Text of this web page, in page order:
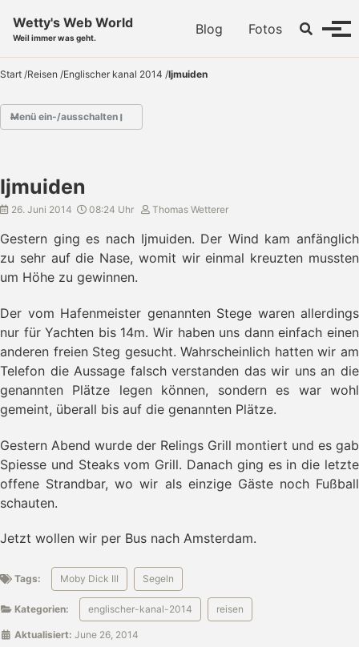
Wetty's Web World
Weil immer was geht.
Blog Fotos Toggle
Start /Reisen /Englischer kanal 2014 /Ijmuiden
Menü ein-/ausschalten
- Guernsey
- Alderney
- Kürzester Törn
- Segeln im Solent
- Überfahrt Portsmouth
- Hafentag in Brighton
- Rekordfahrt
- Dunkerque
- Oostende
- Großer Preis von Oostende
- Sonnenuntergang
- Renntag
- Scheveningen
Ijmuiden
- Amsterdam
- Den Helder
Ijmuiden
26. Juni 2014 08:24 Uhr Thomas Wetterer
Gestern ging es nach Ijmuiden. Der Wind kam anfänglich
zu sehr auf die Nase, womit wir einmal kreuzten mussten
um Höhe zu gewinnen.
Der vom Hafenmeister genannten Stege waren allerdings
nur für Yachten bis 14m. Wir haben uns dann einfach einen
anderen freien Steg gesucht. Wahrscheinlich hatten wir am
Telefon die Aussage falsch verstanden das wir uns an die
genannten Plätze legen können, sondern es war wohl
gemeint, überall bis auf die genannten Plätze.
Gestern Abend wurde der Relings Grill montiert und es gab
Spiesse und Steaks vom Grill. Danach ging es in die letzte
offene Strandbar, wo wir als einzige Gäste noch Fußball
schauten.
Jetzt wollen wir per Bus nach Amsterdam.
Tags: Moby Dick III Segeln
Kategorien: englischer-kanal-2014 reisen
Aktualisiert: June 26, 2014